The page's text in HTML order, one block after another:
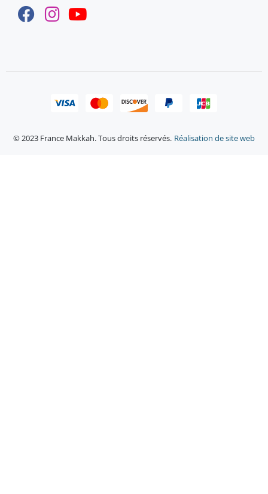
© 2023 France Makkah. Tous droits réservés. Réalisation de site web